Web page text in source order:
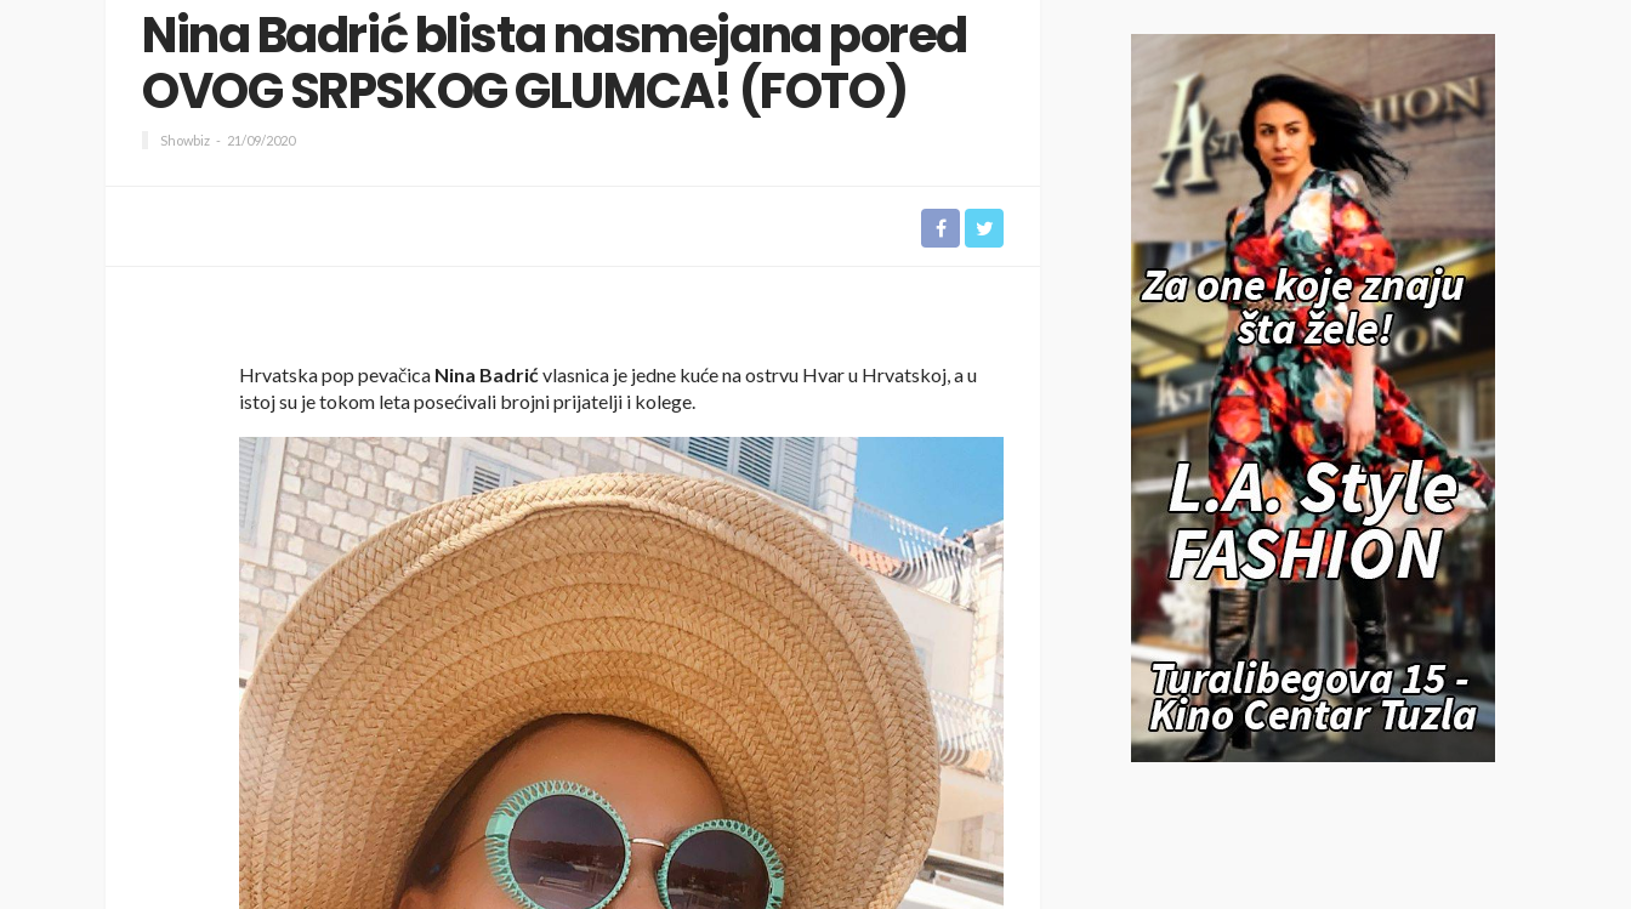
Nina Badrić blista nasmejana pored
OVOG SRPSKOG GLUMCA! (FOTO)
Showbiz 21/09/2020
Hrvatska pop pevačica Nina Badrićvlasnica je jedne kuće na ostrvu Hvar u Hrvatskoj, a u
istoj su je tokom leta posećivali brojni prijatelji i kolege.